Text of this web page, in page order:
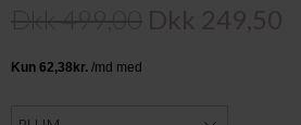
Dkk 249,50